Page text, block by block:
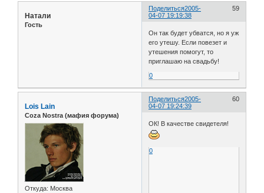
Поделиться 59
2005-
04-07 19:19:38
Натали
Гость
Он так будет убватся, но я уж
его утешу. Если повезет и
утешения помогут, то
приглашаю на свадьбу!
0
Поделиться 60
2005-
04-07 19:24:39
Lois Lain
Coza Nostra (мафия форума)
Откуда: Москва
ОК! В качестве свидетеля!
0